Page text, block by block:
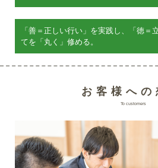
「善＝正しい行い」を実践し、 「徳＝
てを「丸く」修める。
お客様への
To customers